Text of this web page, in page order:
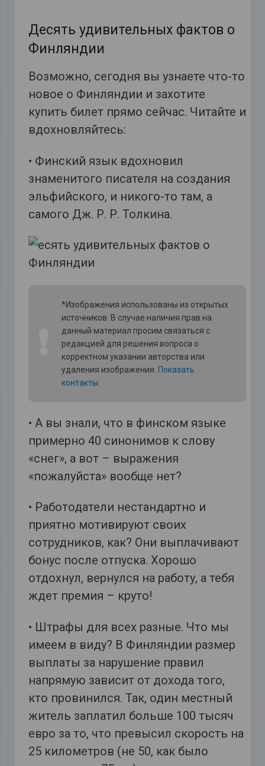
Десять удивительных фактов о
Финляндии
Возможно, сегодня вы узнаете что-то
новое о Финляндии и захотите
купить билет прямо сейчас. Читайте и
вдохновляйтесь:
• Финский язык вдохновил
знаменитого писателя на создания
эльфийского, и никого-то там, а
самого Дж. Р. Р. Толкина.
*Изображения использованы из открытых
источников. В случае наличия прав на
данный материал просим связаться с
редакцией для решения вопроса о
корректном указании авторства или
удаления изображения. Показать
контакты
• А вы знали, что в финском языке
примерно 40 синонимов к слову
«снег», а вот – выражения
«пожалуйста» вообще нет?
• Работодатели нестандартно и
приятно мотивируют своих
сотрудников, как? Они выплачивают
бонус после отпуска. Хорошо
отдохнул, вернулся на работу, а тебя
ждет премия – круто!
• Штрафы для всех разные. Что мы
имеем в виду? В Финляндии размер
выплаты за нарушение правил
напрямую зависит от дохода того,
кто провинился. Так, один местный
житель заплатил больше 100 тысяч
евро за то, что превысил скорость на
25 километров (не 50, как было